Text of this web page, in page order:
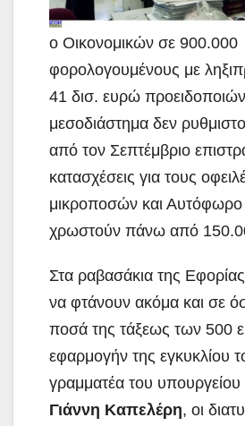
ο Οικονομικών σε 900.000
φορολογουμένους με
41 δισ. ευρώ
μεσοδιάστημα δεν
από τον Σεπτέμβριο
κατασχέσεις για τους
μικροποσών και Αυτόφωρο
χρωστούν πάνω από
Στα ραβασάκια της
να φτάνουν ακόμα και σε
ποσά της τάξεως των 500
εφαρμογήν της εγκυκλίου
γραμματέα του
Γιάννη Καπελέρη, οι